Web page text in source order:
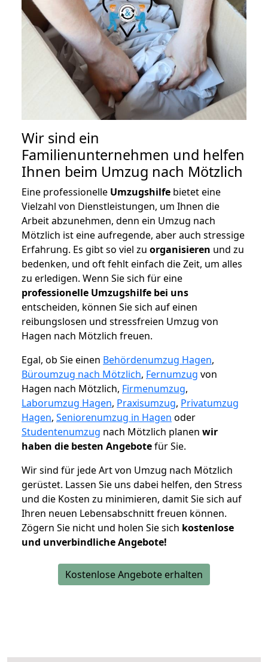
Wir sind ein
Familienunternehmen und helfen
Ihnen beim Umzug nach Mötzlich
Eine professionelle Umzugshilfe bietet eine
Vielzahl von Dienstleistungen, um Ihnen die
Arbeit abzunehmen, denn ein Umzug nach
Mötzlich ist eine aufregende, aber auch stressige
Erfahrung. Es gibt so viel zu organisieren und zu
bedenken, und oft fehlt einfach die Zeit, um alles
zu erledigen. Wenn Sie sich für eine
professionelle Umzugshilfe bei uns
entscheiden, können Sie sich auf einen
reibungslosen und stressfreien Umzug von
Hagen nach Mötzlich freuen.
Egal, ob Sie einen Behördenumzug Hagen,
Büroumzug nach Mötzlich, Fernumzug von
Hagen nach Mötzlich, Firmenumzug,
Laborumzug Hagen, Praxisumzug, Privatumzug
Hagen, Seniorenumzug in Hagen oder
Studentenumzug nach Mötzlich planen wir
haben die besten Angebotefür Sie.
Wir sind für jede Art von Umzug nach Mötzlich
gerüstet. Lassen Sie uns dabei helfen, den Stress
und die Kosten zu minimieren, damit Sie sich auf
Ihren neuen Lebensabschnitt freuen können.
Zögern Sie nicht und holen Sie sich kostenlose
und unverbindliche Angebote!
Kostenlose Angebote erhalten